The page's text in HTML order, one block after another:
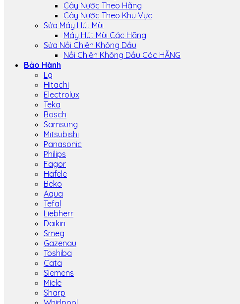
Cây Nước Theo Hãng
Cây Nước Theo Khu Vực
Sửa Máy Hút Mùi
Máy Hút Mùi Các Hãng
Sửa Nồi Chiên Không Dầu
Nồi Chiên Không Dầu Các HÃNG
Bảo Hành
Lg
Hitachi
Electrolux
Teka
Bosch
Samsung
Mitsubishi
Panasonic
Philips
Fagor
Hafele
Beko
Aqua
Tefal
Liebherr
Daikin
Smeg
Gazenau
Toshiba
Cata
Siemens
Miele
Sharp